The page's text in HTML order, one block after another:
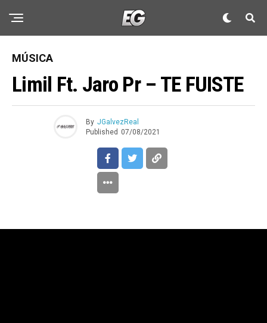
MÚSICA
Limil Ft. Jaro Pr – TE FUISTE
By JGalvezReal
Published 07/08/2021